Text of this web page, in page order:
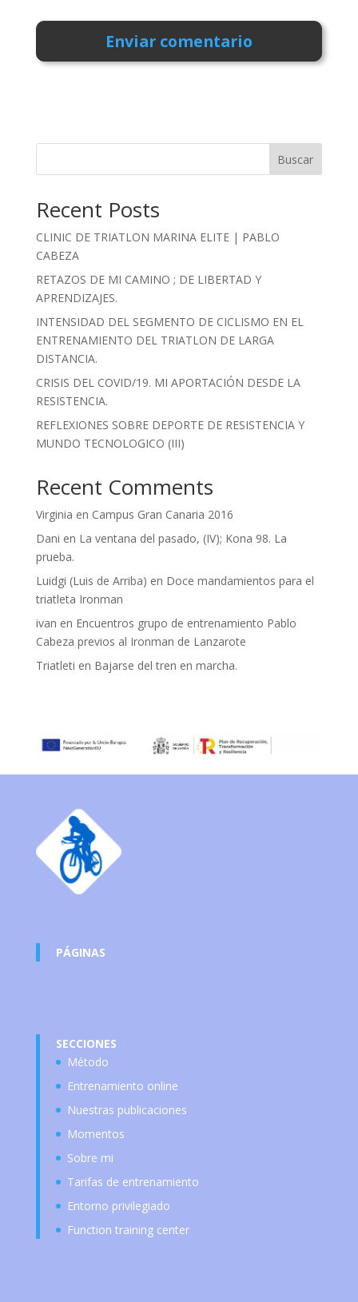
Buscar
Recent Posts
CLINIC DE TRIATLON MARINA ELITE | PABLO
CABEZA
RETAZOS DE MI CAMINO ; DE LIBERTAD Y
APRENDIZAJES.
INTENSIDAD DEL SEGMENTO DE CICLISMO EN EL
ENTRENAMIENTO DEL TRIATLON DE LARGA
DISTANCIA.
CRISIS DEL COVID/19. MI APORTACIÓN DESDE LA
RESISTENCIA.
REFLEXIONES SOBRE DEPORTE DE RESISTENCIA Y
MUNDO TECNOLOGICO (III)
Recent Comments
Virginia en Campus Gran Canaria 2016
Dani en La ventana del pasado, (IV); Kona 98. La
prueba.
Luidgi (Luis de Arriba) en Doce mandamientos para el
triatleta Ironman
ivan en Encuentros grupo de entrenamiento Pablo
Cabeza previos al Ironman de Lanzarote
Triatleti en Bajarse del tren en marcha.
PÁGINAS
SECCIONES
Método
Entrenamiento online
Nuestras publicaciones
Momentos
Sobre mi
Tarifas de entrenamiento
Entorno privilegiado
Function training center